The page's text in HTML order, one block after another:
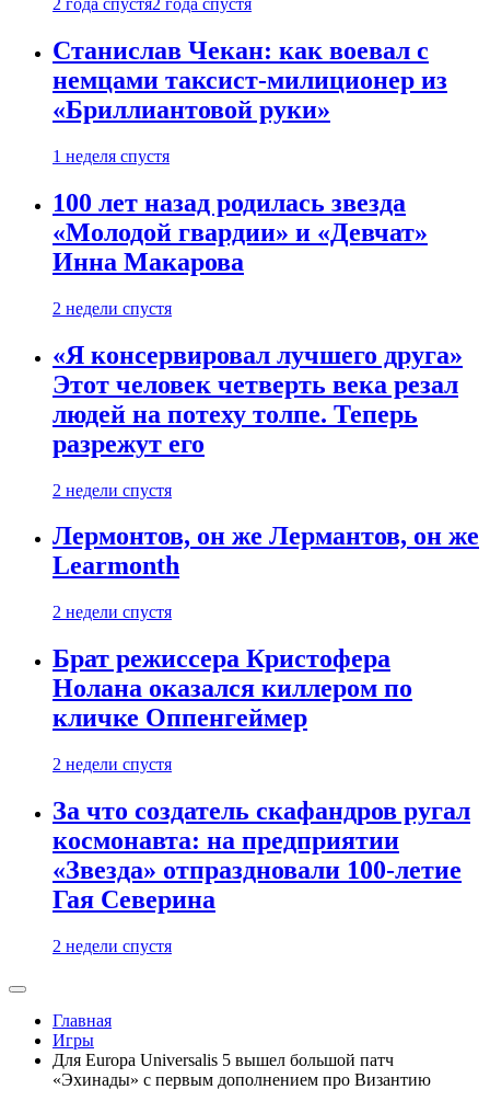
2 года спустя2 года спустя
Станислав Чекан: как воевал с
немцами таксист-милиционер из
«Бриллиантовой руки»
1 неделя спустя
100 лет назад родилась звезда
«Молодой гвардии» и «Девчат»
Инна Макарова
2 недели спустя
«Я консервировал лучшего друга»
Этот человек четверть века резал
людей на потеху толпе. Теперь
разрежут его
2 недели спустя
Лермонтов, он же Лермантов, он же
Learmonth
2 недели спустя
Брат режиссера Кристофера
Нолана оказался киллером по
кличке Оппенгеймер
2 недели спустя
За что создатель скафандров ругал
космонавта: на предприятии
«Звезда» отпраздновали 100-летие
Гая Северина
2 недели спустя
Главная
Игры
Для Europa Universalis 5 вышел большой патч
«Эхинады» с первым дополнением про Византию